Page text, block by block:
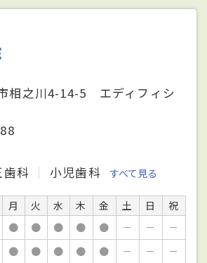
相之川4-14-5 エディフィシ
歯科 小児歯科 すべて見る
月 火 水 木 金 土 日
祝
● ● ● ● ● － －
－
● ● ● ● ● － －
－